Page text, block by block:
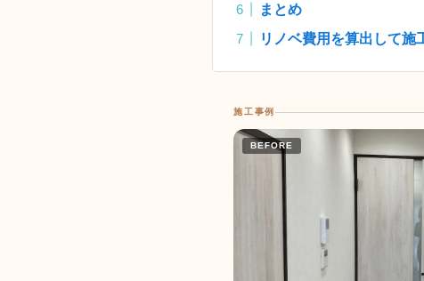
まとめ
リノベ費用を算出して施
施工事例
BEFORE